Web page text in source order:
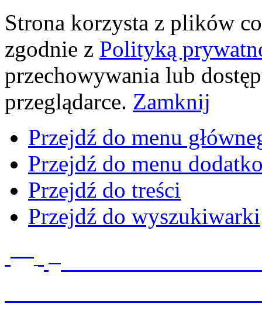
Strona korzysta z plików
zgodnie z Polityką
przechowywania lub
przeglądarce. Zamknij
Przejdź do menu
Przejdź do menu
Przejdź do treści
Przejdź do wyszukiwarki